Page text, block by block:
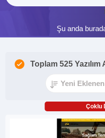
Şu anda
Toplam 525 Yazılım
Çoklu